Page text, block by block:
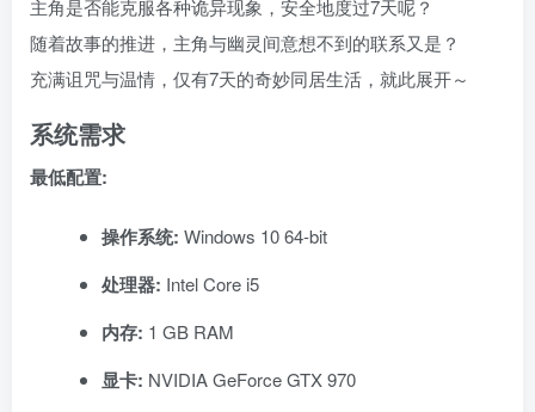
主角是否能克服各种诡异现象，安全地度过7天呢？
随着故事的推进，主角与幽灵间意想不到的联系又是？
充满诅咒与温情，仅有7天的奇妙同居生活，就此展开～
系统需求
最低配置:
操作系统: Windows 10 64-bit
处理器: Intel Core i5
内存: 1 GB RAM
显卡: NVIDIA GeForce GTX 970